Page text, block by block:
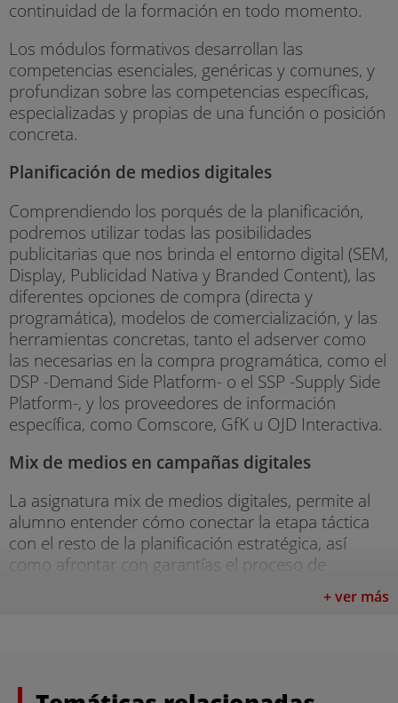
continuidad de la formación en todo momento.
Los módulos formativos desarrollan las
competencias esenciales, genéricas y comunes, y
profundizan sobre las competencias específicas,
especializadas y propias de una función o posición
concreta.
Planificación de medios digitales
Comprendiendo los porqués de la planificación,
podremos utilizar todas las posibilidades
publicitarias que nos brinda el entorno digital (SEM,
Display, Publicidad Nativa y Branded Content), las
diferentes opciones de compra (directa y
programática), modelos de comercialización, y las
herramientas concretas, tanto el adserver como
las necesarias en la compra programática, como el
DSP -Demand Side Platform- o el SSP -Supply Side
Platform-, y los proveedores de información
específica, como Comscore, GfK u OJD Interactiva.
Mix de medios en campañas digitales
La asignatura mix de medios digitales, permite al
alumno entender cómo conectar la etapa táctica
con el resto de la planificación estratégica, así
como afrontar con garantías el proceso de
teniendo en cuenta, que dicha optimización será
campaña precedente, su análisis y la toma de
+ ver más